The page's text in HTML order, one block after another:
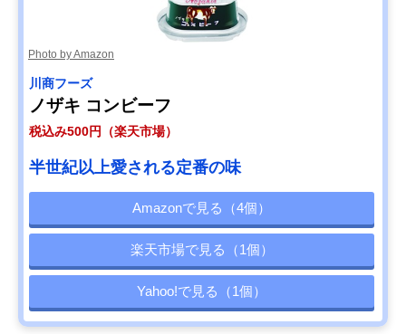
Photo by Amazon
川商フーズ
ノザキ コンビーフ
税込み500円（楽天市場）
半世紀以上愛される定番の味
Amazonで見る（4個）
楽天市場で見る（1個）
Yahoo!で見る（1個）